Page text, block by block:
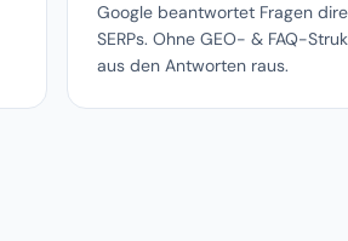
Google beantwortet Fragen
SERPs. Ohne GEO- & FAQ-
aus den Antworten raus.